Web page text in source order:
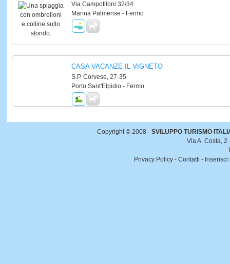
Via Campofiloni 32/34
Marina Palmense - Fermo
CASA VACANZE IL VIGNETO
S.P. Corvese, 27-35
Porto Sant'Elpidio - Fermo
Copyright © 2008 - SVILUPPO TURISMO
Via A. Costa,
Privacy Policy - Contatti -